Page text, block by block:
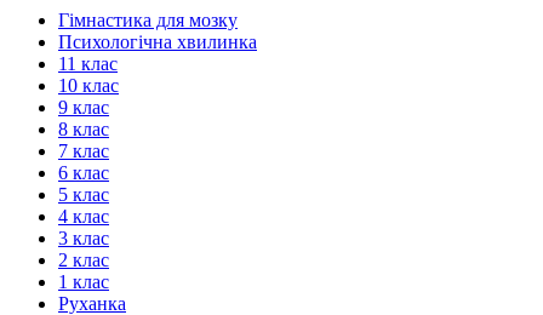
Гімнастика для мозку
Психологічна хвилинка
11 клас
10 клас
9 клас
8 клас
7 клас
6 клас
5 клас
4 клас
3 клас
2 клас
1 клас
Руханка